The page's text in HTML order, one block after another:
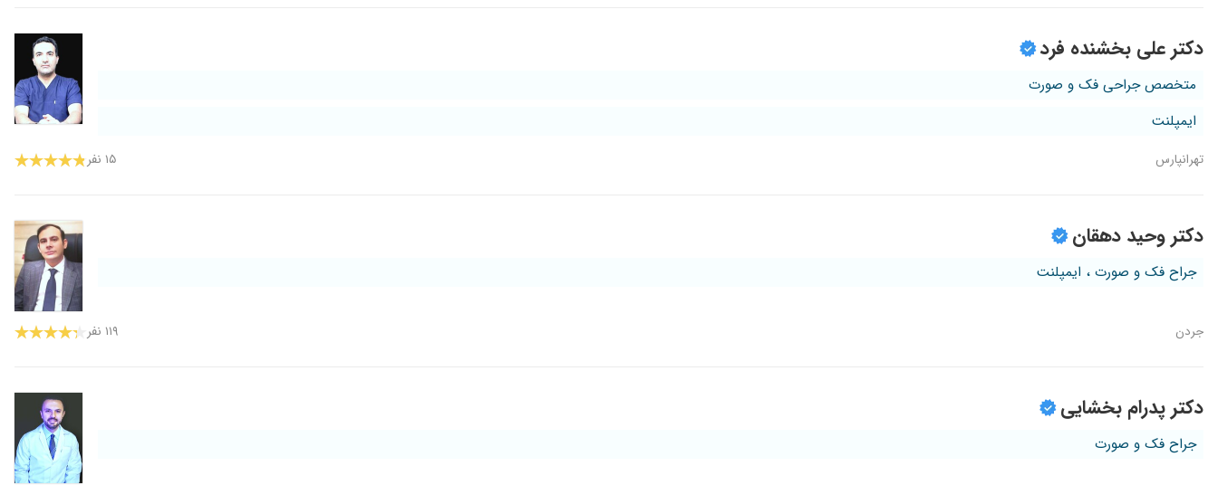
دکتر علی بخشنده فرد
متخصص جراحی فک و صورت
ایمپلنت
تهرانپارس ۱۵ نفر
دکتر وحید دهقان
جراح فک و صورت ، ایمپلنت
جردن ۱۱۹ نفر
دکتر پدرام بخشایی
جراح فک و صورت